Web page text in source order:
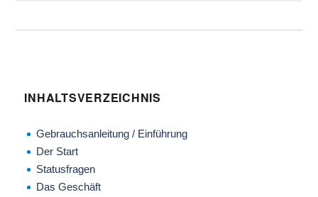
INHALTSVERZEICHNIS
Gebrauchsanleitung / Einführung
Der Start
Statusfragen
Das Geschäft